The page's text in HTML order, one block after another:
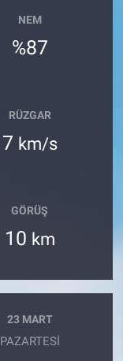
NEM
%87
RÜZGAR
7 km/s
GÖRÜŞ
10 km
23 MART
PAZARTESI